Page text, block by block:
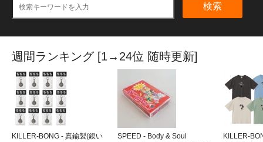
検索
週間ランキング [1→24位 随時更新]
KILLER-BONG - 真鍮製(銀い
SPEED - Body & Soul
KILLER-